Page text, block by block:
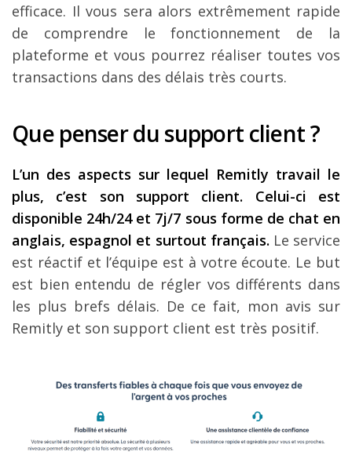
efficace. Il vous sera alors extrêmement rapide
de comprendre le fonctionnement de la
plateforme et vous pourrez réaliser toutes vos
transactions dans des délais très courts.
Que penser du support client ?
L’un des aspects sur lequel Remitly travail le
plus, c’est son support client. Celui-ci est
disponible 24h/24 et 7j/7 sous forme de chat en
anglais, espagnol et surtout français. Le service
est réactif et l’équipe est à votre écoute. Le but
est bien entendu de régler vos différents dans
les plus brefs délais. De ce fait, mon avis sur
Remitly et son support client est très positif.